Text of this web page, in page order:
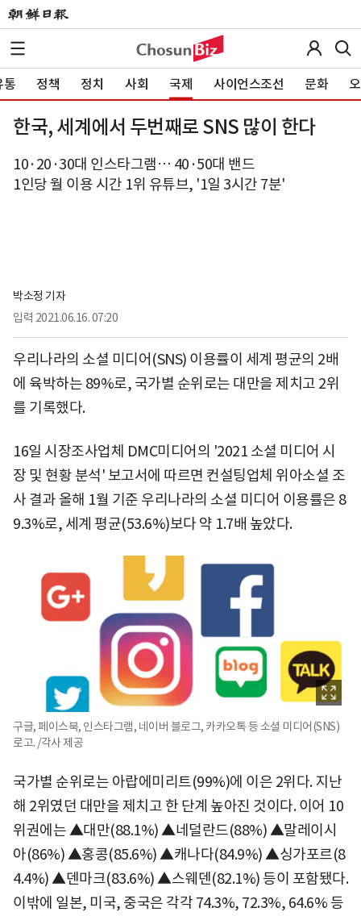
통 정책 정치 사회 국제 사이언스조선 문화
한국, 세계에서 두번째로 SNS 많이 한다
10·20·30대 인스타그램… 40·50대 밴드
1인당 월 이용 시간 1위 유튜브, '1일 3시간 7분'
박소정 기자
입력 2021.06.16. 07:20
우리나라의 소셜 미디어(SNS) 이용률이 세계 평균의 2배
에 육박하는 89%로, 국가별 순위로는 대만을 제치고 2위
를 기록했다.
16일 시장조사업체 DMC미디어의 '2021 소셜 미디어 시
장 및 현황 분석' 보고서에 따르면 컨설팅업체 위아소셜 조
사 결과 올해 1월 기준 우리나라의 소셜 미디어 이용률은 8
9.3%로, 세계 평균(53.6%)보다 약 1.7배 높았다.
구글, 페이스북, 인스타그램, 네이버 블로그, 카카오톡 등 소셜 미디어(SNS)
로고. /각사 제공
국가별 순위로는 아랍에미리트(99%)에 이은 2위다. 지난
해 2위였던 대만을 제치고 한 단계 높아진 것이다. 이어 10
위권에는 ▲대만(88.1%) ▲네덜란드(88%) ▲말레이시
아(86%) ▲홍콩(85.6%) ▲캐나다(84.9%) ▲싱가포르(8
4.4%) ▲덴마크(83.6%) ▲스웨덴(82.1%) 등이 포함됐다.
이밖에 일본, 미국, 중국은 각각 74.3%, 72.3%, 64.6% 등